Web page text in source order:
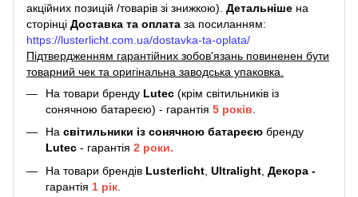
акційних позицій /товарів зі знижкою). Детальніше на
сторінці Доставка та оплата за посиланням:
https://lusterlicht.com.ua/dostavka-ta-oplata/
Підтвердженням гарантійних зобов'язань повиненен бути
товарний чек та оригінальна заводська упаковка.
На товари бренду Lutec (крім світильників із
сонячною батареєю) - гарантія 5 років
На світильники із сонячною батареєю бренду
Lutec - гарантія 2 роки.
На товари брендів Lusterlicht Ultralight Декора -
гарантія 1 рік